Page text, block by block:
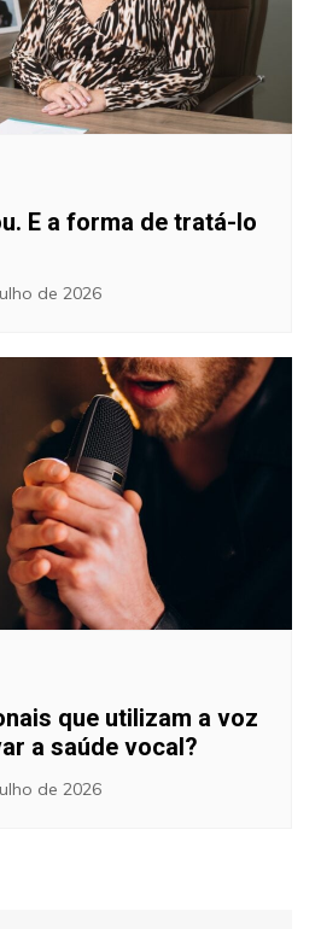
E a forma de tratá-lo
de 2026
que utilizam a voz
a saúde vocal?
de 2026